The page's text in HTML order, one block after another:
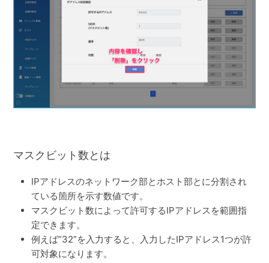
マスクビット数とは
IPアドレスのネットワーク部とホスト部とに分割され
ている箇所を示す数値です。
マスクビット数によって許可するIPアドレスを範囲指
定できます。
例えば”32”を入力すると、入力したIPアドレス1つが許
可対象になります。